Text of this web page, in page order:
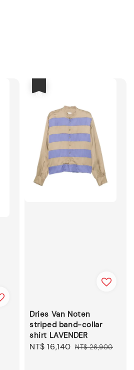
Dries Van Noten
striped band-collar
shirt LAVENDER
Sale
NT$ 16,140 Regular
NT$ 26,900